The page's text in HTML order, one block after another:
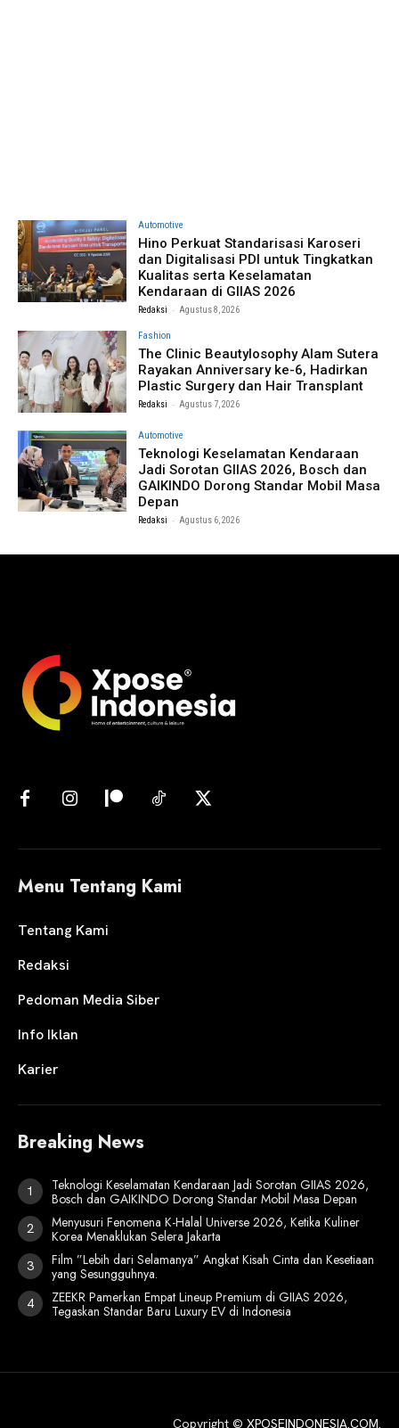
Automotive
Hino Perkuat Standarisasi Karoseri
dan Digitalisasi PDI untuk Tingkatkan
Kualitas serta Keselamatan
Kendaraan di GIIAS 2026
Redaksi - Agustus 8, 2026
Fashion
The Clinic Beautylosophy Alam Sutera
Rayakan Anniversary ke-6, Hadirkan
Plastic Surgery dan Hair Transplant
Redaksi - Agustus 7, 2026
Automotive
Teknologi Keselamatan Kendaraan
Jadi Sorotan GIIAS 2026, Bosch dan
GAIKINDO Dorong Standar Mobil Masa
Depan
Redaksi - Agustus 6, 2026
Menu Tentang Kami
Tentang Kami
Redaksi
Pedoman Media Siber
Info Iklan
Karier
Breaking News
Teknologi Keselamatan Kendaraan Jadi Sorotan GIIAS 2026,
Bosch dan GAIKINDO Dorong Standar Mobil Masa Depan
Menyusuri Fenomena K-Halal Universe 2026, Ketika Kuliner
Korea Menaklukan Selera Jakarta
Film ”Lebih dari Selamanya” Angkat Kisah Cinta dan Kesetiaan
yang Sesungguhnya.
ZEEKR Pamerkan Empat Lineup Premium di GIIAS 2026,
Tegaskan Standar Baru Luxury EV di Indonesia
Copyright © XPOSEINDONESIA.COM